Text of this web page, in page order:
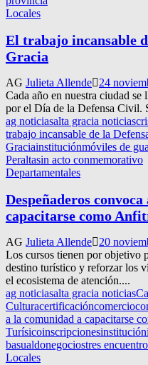
Locales
El trabajo incansable
Gracia
AG Julieta Allende 24
Cada año en nuestra ciudad
por el Día de la Defensa Civil.
ag noticiasalta gracia noticias
trabajo incansable de la
Graciainstituciónmóviles de
Peraltasin acto conmemorativo
Departamentales
Despeñaderos
capacitarse como
AG Julieta Allende 20
Los cursos tienen por objetivo
destino turístico y reforzar los
el ecosistema de atención....
ag noticiasalta gracia noticias
Culturacertificacióncomercio
a la comunidad a capacitarse
Turísicoinscripcionesinstitución
basualdonegociostres
Locales